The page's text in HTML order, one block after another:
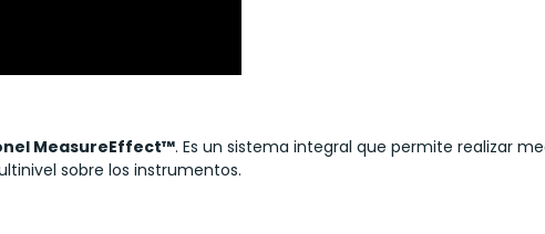
MeasureEffect™. Es un sistema integral que permite realizar
sobre los instrumentos.